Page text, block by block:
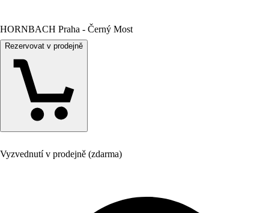
HORNBACH Praha - Černý Most
Rezervovat v prodejně
Vyzvednutí v prodejně (zdarma)